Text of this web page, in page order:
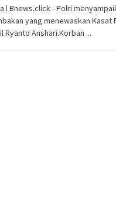
l Bnews.click - Polri
yang menewaskan Kasat
Ryanto Anshari.Korban ...